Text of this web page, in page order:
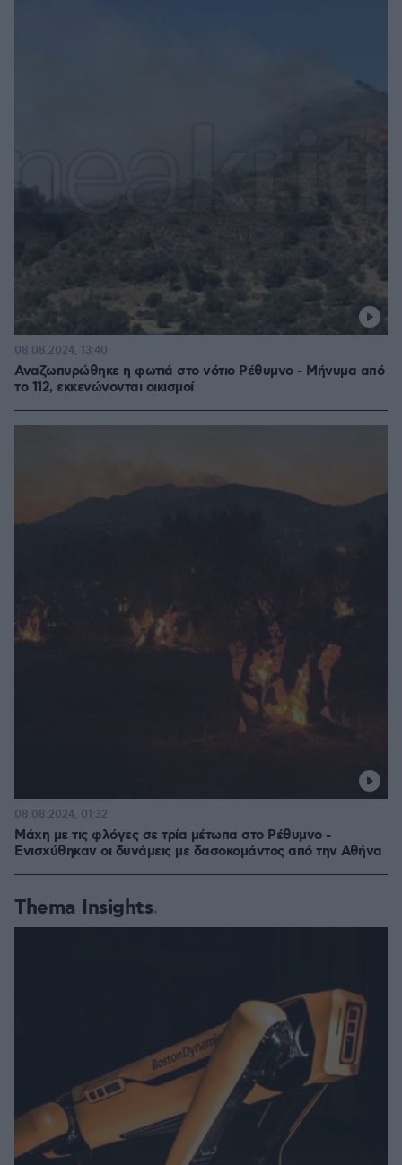
Αναζωπυρώθηκε η φωτιά στο νότιο Ρέθυμνο - Μήνυμα από
το 112, εκκενώνονται οικισμοί
08.08.2024, 13:40
Μάχη με τις φλόγες σε τρία μέτωπα στο Ρέθυμνο -
Ενισχύθηκαν οι δυνάμεις με δασοκομάντος από την Αθήνα
08.08.2024, 01:32
Thema Insights